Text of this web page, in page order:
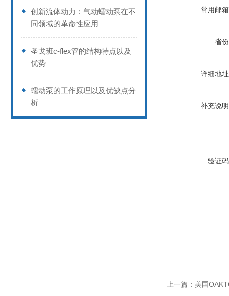
创新流体动力：气动蠕动泵在不
同领域的革命性应用
圣戈班c-flex管的结构特点以及
优势
蠕动泵的工作原理以及优缺点分
析
常用邮箱
省份
详细地址
补充说明
验证码
上一篇： 美国